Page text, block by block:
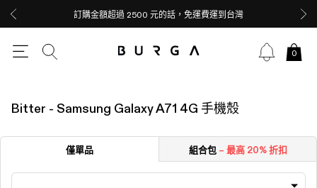
訂購金額超過 2500 元的話，免運費運到台灣
0
Bitter - Samsung Galaxy A71 4G 手機殼
僅單品 組合包 – 最高 20% 折扣